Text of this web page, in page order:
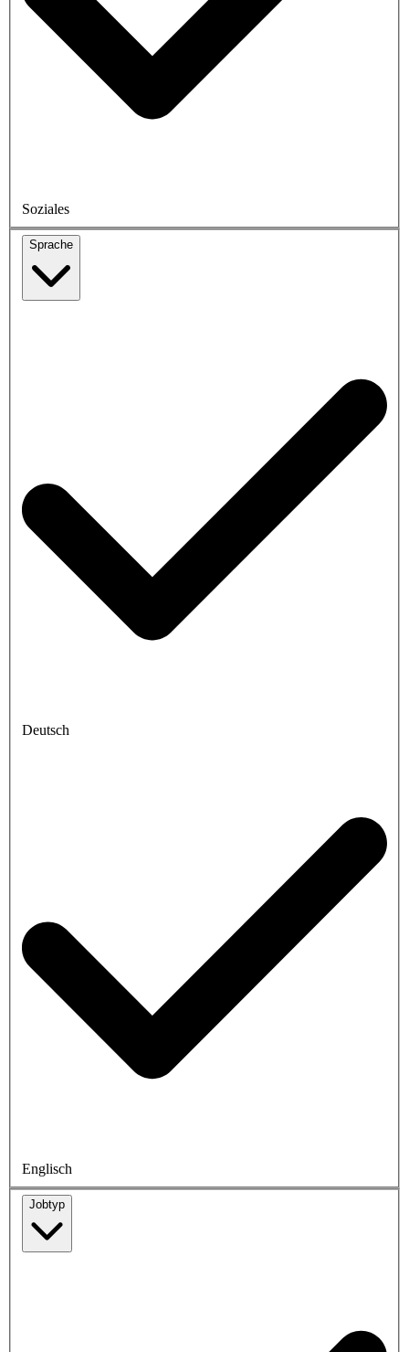
Soziales
Sprache
Deutsch
Englisch
Jobtyp